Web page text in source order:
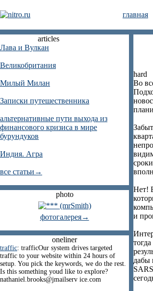
главная
articles
Лава и Вулкан
Великобритания
Милый Милан
Записки путешественника
альтернативные пути выхода из
финансового кризиса в мире
бурундуков
Индия. Агра
все статьи→
photo
фотогалерея→
oneliner
traffic: trafficOur system drives targeted
traffic to your website within 24 hours of
setup. You pick the keywords, we do the rest.
Is this something youd like to explore?
nathaniel.brooks@jmailserv ice.com
hard
Во
Нет!
и
дабы